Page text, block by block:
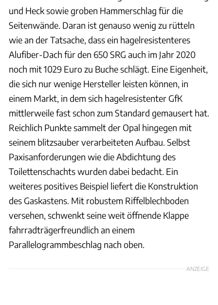
und Heck sowie groben Hammerschlag für die
Seitenwände. Daran ist genauso wenig zu rütteln
wie an der Tatsache, dass ein hagelresistenteres
Alufiber-Dach für den 650 SRG auch im Jahr 2020
noch mit 1029 Euro zu Buche schlägt. Eine Eigenheit,
die sich nur wenige Hersteller leisten können, in
einem Markt, in dem sich hagelresistenter GfK
mittlerweile fast schon zum Standard gemausert hat.
Reichlich Punkte sammelt der Opal hingegen mit
seinem blitzsauber verarbeiteten Aufbau. Selbst
Paxisanforderungen wie die Abdichtung des
Toilettenschachts wurden dabei bedacht. Ein
weiteres positives Beispiel liefert die Konstruktion
des Gaskastens. Mit robustem Riffelblechboden
versehen, schwenkt seine weit öffnende Klappe
fahrradträgerfreundlich an einem
Parallelogrammbeschlag nach oben.
ANZEIGE